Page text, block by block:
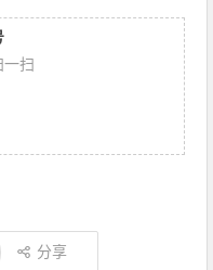
一扫
分享